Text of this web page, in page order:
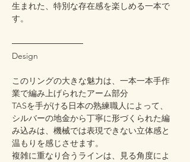
生まれた、特別な存在感を楽しめる一本で
す。
────────────
Design
このリングの大きな魅力は、一本一本手作
業で編み上げられたアーム部分
TASを手がける日本の熟練職人によって、
シルバーの地金から丁寧に形づくられた編
み込みは、機械では表現できない立体感と
温もりを感じさせます。
複雑に重なり合うラインは、見る角度によ